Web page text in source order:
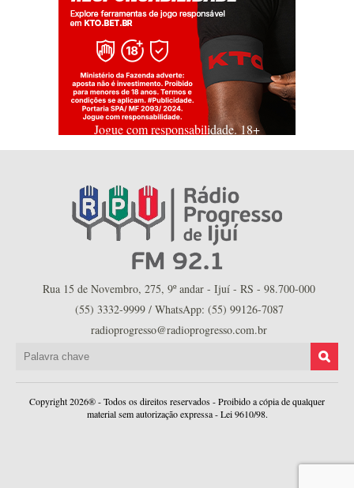
Jogue com responsabilidade. 18+
Rua 15 de Novembro, 275, 9º andar - Ijuí - RS - 98.700-000
(55) 3332-9999 / WhatsApp: (55) 99126-7087
radioprogresso@radioprogresso.com.br
Copyright 2026® - Todos os direitos reservados - Proibido a cópia de qualquer
material sem autorização expressa - Lei 9610/98.